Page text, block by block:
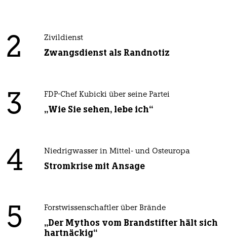
2 Zivildienst
Zwangsdienst als Randnotiz
3 FDP-Chef Kubicki über seine Partei
„Wie Sie sehen, lebe ich“
4 Niedrigwasser in Mittel- und Osteuropa
Stromkrise mit Ansage
5 Forstwissenschaftler über Brände
„Der Mythos vom Brandstifter hält sich
hartnäckig“